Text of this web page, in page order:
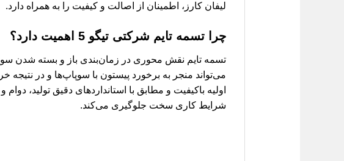
لیفان کارز، اطمینان از اصالت و کیفیت را به همراه دارد.
چرا تسمه تایم شرکتی تیگو 5 اهمیت دارد؟
تسمه تایم نقش محوری در زمان‌بندی باز و بسته شدن
اولیه باکیفیت و مطابق با استانداردهای دقیق تولید،
شرایط کاری سخت جلوگیری می‌کند.